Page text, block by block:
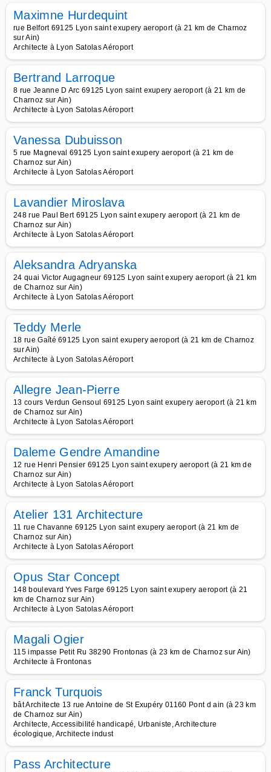
Maximne Hurdequint
rue Belfort 69125 Lyon saint exupery aeroport (à 21 km de Charnoz
sur Ain)
Architecte à Lyon Satolas Aéroport
Bertrand Larroque
8 rue Jeanne D Arc 69125 Lyon saint exupery aeroport (à 21 km de
Charnoz sur Ain)
Architecte à Lyon Satolas Aéroport
Vanessa Dubuisson
5 rue Magneval 69125 Lyon saint exupery aeroport (à 21 km de
Charnoz sur Ain)
Architecte à Lyon Satolas Aéroport
Lavandier Miroslava
248 rue Paul Bert 69125 Lyon saint exupery aeroport (à 21 km de
Charnoz sur Ain)
Architecte à Lyon Satolas Aéroport
Aleksandra Adryanska
24 quai Victor Augagneur 69125 Lyon saint exupery aeroport (à 21 km
de Charnoz sur Ain)
Architecte à Lyon Satolas Aéroport
Teddy Merle
18 rue Gaîté 69125 Lyon saint exupery aeroport (à 21 km de Charnoz
sur Ain)
Architecte à Lyon Satolas Aéroport
Allegre Jean-Pierre
13 cours Verdun Gensoul 69125 Lyon saint exupery aeroport (à 21 km
de Charnoz sur Ain)
Architecte à Lyon Satolas Aéroport
Daleme Gendre Amandine
12 rue Henri Pensier 69125 Lyon saint exupery aeroport (à 21 km de
Charnoz sur Ain)
Architecte à Lyon Satolas Aéroport
Atelier 131 Architecture
11 rue Chavanne 69125 Lyon saint exupery aeroport (à 21 km de
Charnoz sur Ain)
Architecte à Lyon Satolas Aéroport
Opus Star Concept
148 boulevard Yves Farge 69125 Lyon saint exupery aeroport (à 21
km de Charnoz sur Ain)
Architecte à Lyon Satolas Aéroport
Magali Ogier
115 impasse Petit Ru 38290 Frontonas (à 23 km de Charnoz sur Ain)
Architecte à Frontonas
Franck Turquois
bât Architecte 13 rue Antoine de St Exupéry 01160 Pont d ain (à 23 km
de Charnoz sur Ain)
Architecte, Accessibilité handicapé, Urbaniste, Architecture
écologique, Architecte indust
Pass Architecture